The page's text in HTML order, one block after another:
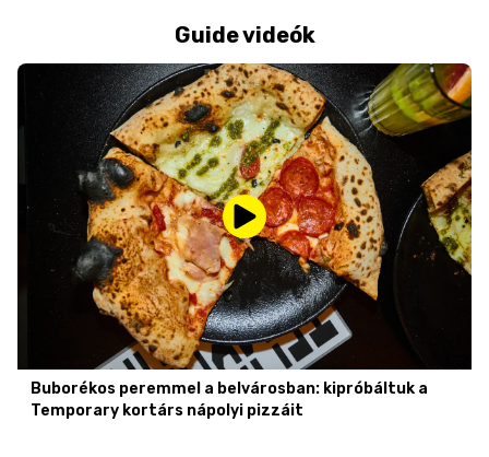
Guide videók
Buborékos peremmel a belvárosban: kipróbáltuk a
Temporary kortárs nápolyi pizzáit